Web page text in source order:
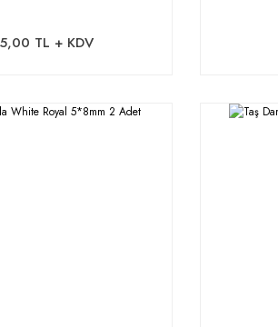
TL + KDV